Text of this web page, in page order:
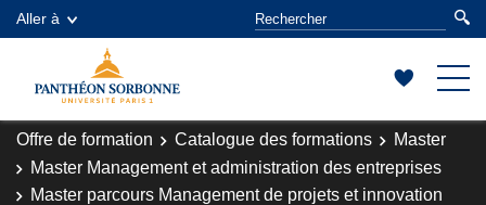
Aller à
Offre de formation Catalogue des formations
Master
Master Management et administration des entreprises
Master parcours Management de projets et innovation